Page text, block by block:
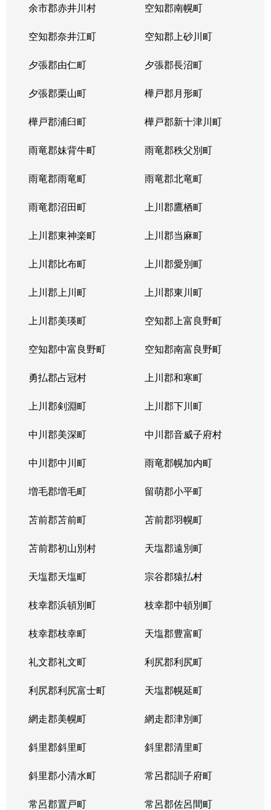
余市郡赤井川村 空知郡南幌町
空知郡奈井江町 空知郡上砂川町
夕張郡由仁町 夕張郡長沼町
夕張郡栗山町 樺戸郡月形町
樺戸郡浦臼町 樺戸郡新十津川町
雨竜郡妹背牛町 雨竜郡秩父別町
雨竜郡雨竜町 雨竜郡北竜町
雨竜郡沼田町 上川郡鷹栖町
上川郡東神楽町 上川郡当麻町
上川郡比布町 上川郡愛別町
上川郡上川町 上川郡東川町
上川郡美瑛町 空知郡上富良野町
空知郡中富良野町 空知郡南富良野町
勇払郡占冠村 上川郡和寒町
上川郡剣淵町 上川郡下川町
中川郡美深町 中川郡音威子府村
中川郡中川町 雨竜郡幌加内町
増毛郡増毛町 留萌郡小平町
苫前郡苫前町 苫前郡羽幌町
苫前郡初山別村 天塩郡遠別町
天塩郡天塩町 宗谷郡猿払村
枝幸郡浜頓別町 枝幸郡中頓別町
枝幸郡枝幸町 天塩郡豊富町
礼文郡礼文町 利尻郡利尻町
利尻郡利尻富士町 天塩郡幌延町
網走郡美幌町 網走郡津別町
斜里郡斜里町 斜里郡清里町
斜里郡小清水町 常呂郡訓子府町
常呂郡置戸町 常呂郡佐呂間町